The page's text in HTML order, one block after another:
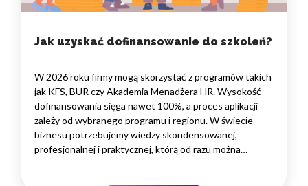
Jak uzyskać dofinansowanie do szkoleń?
W 2026 roku firmy mogą skorzystać z programów takich
jak KFS, BUR czy Akademia Menadżera HR. Wysokość
dofinansowania sięga nawet 100%, a proces aplikacji
zależy od wybranego programu i regionu. W świecie
biznesu potrzebujemy wiedzy skondensowanej,
profesjonalnej i praktycznej, którą od razu można